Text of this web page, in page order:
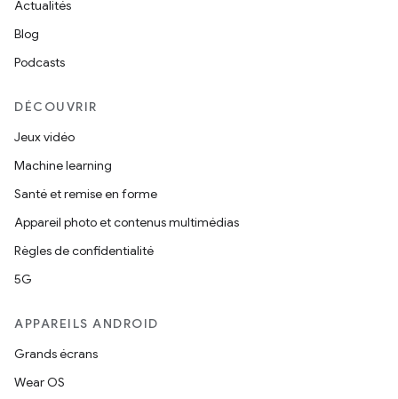
Actualités
Blog
Podcasts
DÉCOUVRIR
Jeux vidéo
Machine learning
Santé et remise en forme
Appareil photo et contenus multimédias
Règles de confidentialité
5G
APPAREILS ANDROID
Grands écrans
Wear OS